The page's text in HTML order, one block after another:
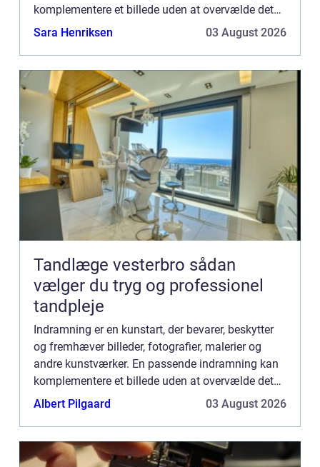
komplementere et billede uden at overvælde det
og kan endog øge det samlede indtr...
Sara Henriksen 03 August 2026
Tandlæge vesterbro sådan
vælger du tryg og professionel
tandpleje
Indramning er en kunstart, der bevarer, beskytter
og fremhæver billeder, fotografier, malerier og
andre kunstværker. En passende indramning kan
komplementere et billede uden at overvælde det
og kan endog øge det samlede indtr...
Albert Pilgaard 03 August 2026